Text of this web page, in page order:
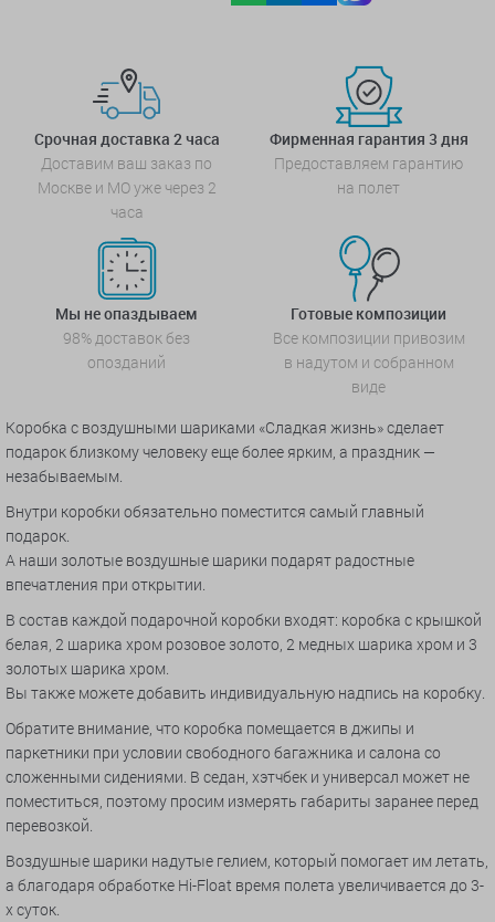
Срочная доставка 2 часа
Доставим ваш заказ по
Москве и МО уже через 2
часа
Фирменная гарантия 3 дня
Предоставляем гарантию
на полет
Мы не опаздываем
98% доставок без
опозданий
Готовые композиции
Все композиции привозим
в надутом и собранном
виде
Коробка с воздушными шариками «Сладкая жизнь» сделает
подарок близкому человеку еще более ярким, а праздник —
незабываемым.
Внутри коробки обязательно поместится самый главный
подарок.
А наши золотые воздушные шарики подарят радостные
впечатления при открытии.
В состав каждой подарочной коробки входят: коробка с крышкой
белая, 2 шарика хром розовое золото, 2 медных шарика хром и 3
золотых шарика хром.
Вы также можете добавить индивидуальную надпись на коробку.
Обратите внимание, что коробка помещается в джипы и
паркетники при условии свободного багажника и салона со
сложенными сидениями. В седан, хэтчбек и универсал может не
поместиться, поэтому просим измерять габариты заранее перед
перевозкой.
Воздушные шарики надутые гелием, который помогает им летать,
а благодаря обработке Hi-Float время полета увеличивается до 3-
х суток.